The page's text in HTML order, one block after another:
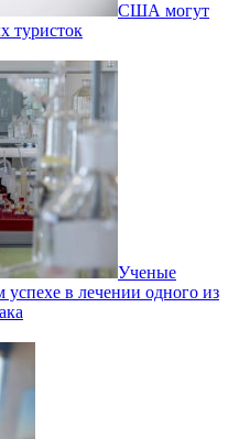
США могут
туристок
Ученые
в лечении одного из